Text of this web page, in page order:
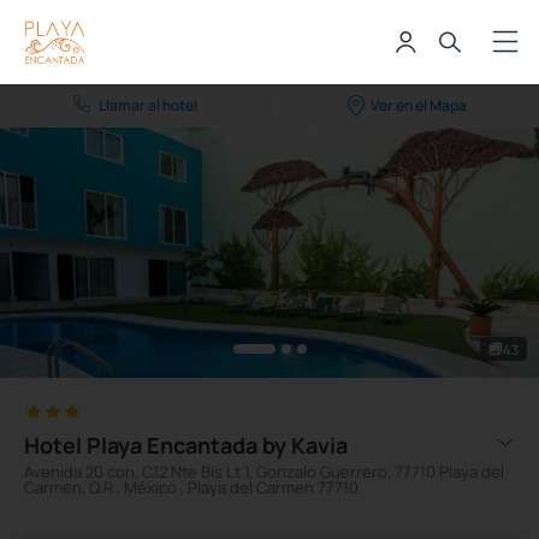
Llamar al hotel Ver en el Mapa
43
Hotel Playa Encantada by Kavia
Avenida 20 con, C.12 Nte Bis Lt 1, Gonzalo Guerrero, 77710 Playa del
Carmen, Q.R., México , Playa del Carmen 77710